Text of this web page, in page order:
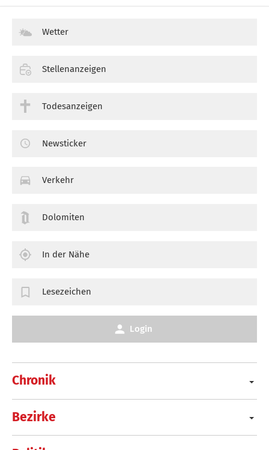
Chronik
Bezirke
Wetter
Stellenanzeigen
Todesanzeigen
Newsticker
Verkehr
Dolomiten
In der Nähe
Lesezeichen
Login